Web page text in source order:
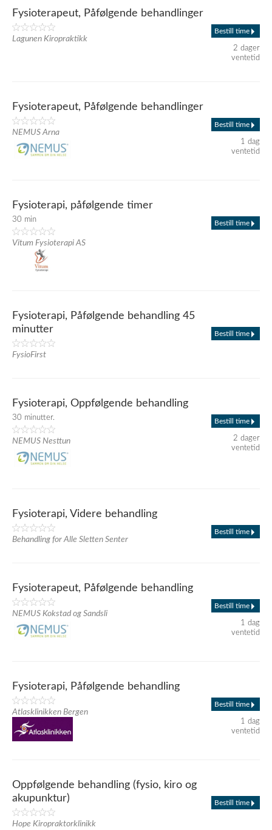
Fysioterapeut, Påfølgende behandlinger
Lagunen Kiropraktikk
Bestill time
2 dager
ventetid
Fysioterapeut, Påfølgende behandlinger
NEMUS Arna
Bestill time
1 dag
ventetid
Fysioterapi, påfølgende timer
30 min
Vitum Fysioterapi AS
Bestill time
Fysioterapi, Påfølgende behandling 45
minutter
FysioFirst
Bestill time
Fysioterapi, Oppfølgende behandling
30 minutter.
NEMUS Nesttun
Bestill time
2 dager
ventetid
Fysioterapi, Videre behandling
Behandling for Alle Sletten Senter
Bestill time
Fysioterapeut, Påfølgende behandling
NEMUS Kokstad og Sandsli
Bestill time
1 dag
ventetid
Fysioterapi, Påfølgende behandling
Atlasklinikken Bergen
Bestill time
1 dag
ventetid
Oppfølgende behandling (fysio, kiro og
akupunktur)
Hope Kiropraktorklinikk
Bestill time